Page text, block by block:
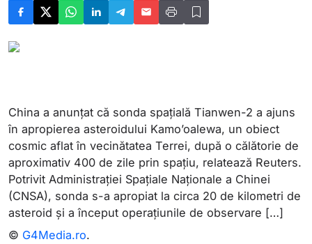
China a anunțat că sonda spațială Tianwen-2 a ajuns
în apropierea asteroidului Kamo’oalewa, un obiect
cosmic aflat în vecinătatea Terrei, după o călătorie de
aproximativ 400 de zile prin spațiu, relatează Reuters.
Potrivit Administrației Spațiale Naționale a Chinei
(CNSA), sonda s-a apropiat la circa 20 de kilometri de
asteroid și a început operațiunile de observare […]
© G4Media.ro.